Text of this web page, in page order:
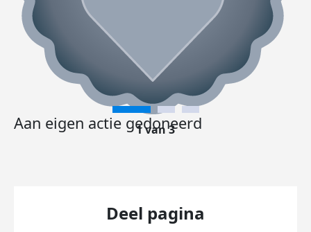
Aan eigen actie gedoneerd
1 van 3
Deel pagina